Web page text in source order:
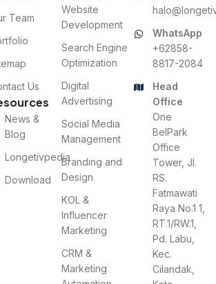
Team
Us
News &
Blog
Longetivpedia
Download
Website
Development
Search Engine
Optimization
Digital
Advertising
Social Media
Management
Branding and
Design
KOL &
Influencer
Marketing
CRM &
Marketing
WhatsApp
+62858-
8817-2084
Head
Office
One
BelPark
Office
Tower, Jl.
RS.
Fatmawati
Raya No.1 1,
RT.1/RW.1,
Pd. Labu,
Kec.
Cilandak,